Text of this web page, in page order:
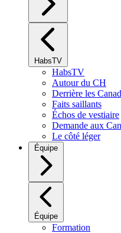
HabsTV
HabsTV
Autour du CH
Derrière les
Faits saillants
Échos de vestiaire
Demande aux
Le côté léger
Équipe
Équipe
Formation